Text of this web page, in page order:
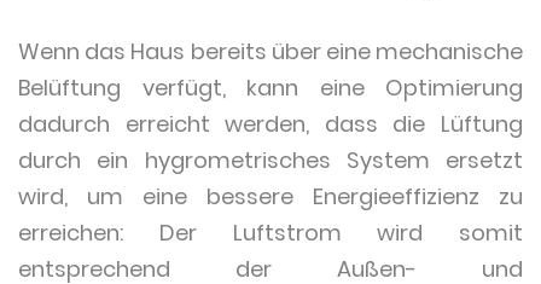
Wenn das Haus bereits über eine mechanische
Belüftung verfügt, kann eine Optimierung
dadurch erreicht werden, dass die Lüftung
durch ein hygrometrisches System ersetzt
wird, um eine bessere Energieeffizienz zu
erreichen: Der Luftstrom wird somit
entsprechend der Außen- und